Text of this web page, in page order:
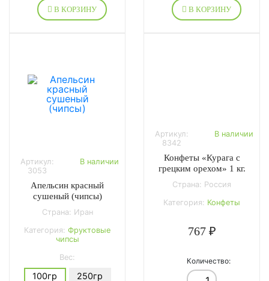
В КОРЗИНУ В КОРЗИНУ
Артикул:
3053
В наличии
Апельсин красный
сушеный (чипсы)
Страна: Иран
Категория: Фруктовые
чипсы
Вес:
100гр
250гр
Артикул:
8342
В наличии
Конфеты «Курага с
грецким орехом» 1 кг.
Страна: Россия
Категория: Конфеты
767 ₽
Количество: